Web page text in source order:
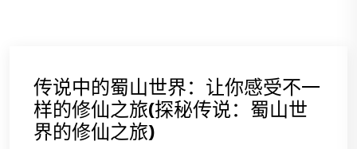
传说中的蜀山世界：让你感受不一
样的修仙之旅(探秘传说：蜀山世
界的修仙之旅)